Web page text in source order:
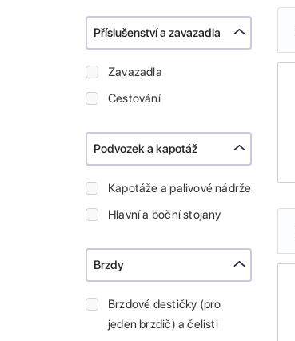
Příslušenství a zavazadla
Zavazadla
Cestování
Podvozek a kapotáž
Kapotáže a palivové nádrže
Hlavní a boční stojany
Brzdy
Brzdové destičky (pro
jeden brzdič) a čelisti